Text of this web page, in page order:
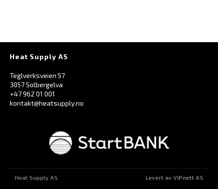
Heat Supply AS
Teglverksveien 57
3057 Solbergelva
+47 962 01 001
kontakt@heatsupply.no
Heat Supply AS Levert av VIPnett AS